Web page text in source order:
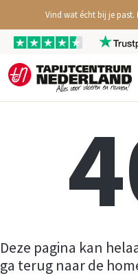
Vind wat écht bij je past.
Deze pagina kan
ga terug naar de